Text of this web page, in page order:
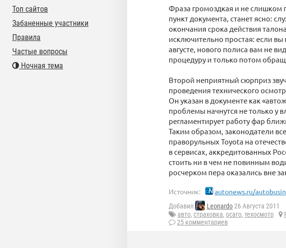
Фраза громоздкая и не слишком
пункт документа, станет ясно:
окончания срока действия
исключительно простая: если вы
августе, нового полиса вам не
процедуру и только потом
Второй неприятный сюрприз
проведения технического
Он указан в документе как
проблемы начнутся не только
регламентирует работу фар
Таким образом, законодатели
праворульных Toyota на
в сервисах, аккредитованных
стоить ни в чем не повинным
росчерком пера оказались вне
Источник: autonews.ru/
Добавил Leonardo26 Августа 2011
авто, страховка, осаго, техосмотр
25 комментариев
Топ сайтов
Забаненные участники
Правила
Частые вопросы
Ночная тема